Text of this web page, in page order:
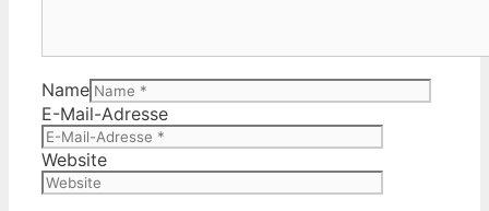
Name
E-Mail-Adresse
Website